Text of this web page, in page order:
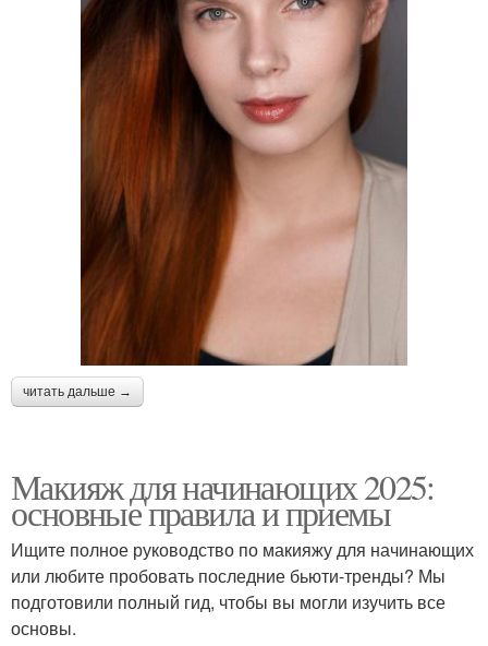
читать дальше →
Макияж для начинающих 2025:
основные правила и приемы
Ищите полное руководство по макияжу для начинающих
или любите пробовать последние бьюти-тренды? Мы
подготовили полный гид, чтобы вы могли изучить все
основы.